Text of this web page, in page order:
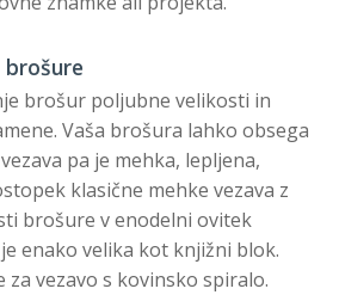
brošur poljubne velikosti in
Vaša brošura lahko obsega
pa je mehka, lepljena,
klasične mehke vezava z
brošure v enodelni ovitek
enako velika kot knjižni blok.
za vezavo s kovinsko spiralo.